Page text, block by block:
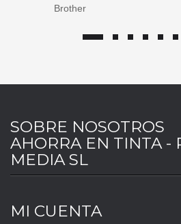
Brother
SOBRE NOSOTROS
AHORRA EN TINTA -
MEDIA SL
MI CUENTA